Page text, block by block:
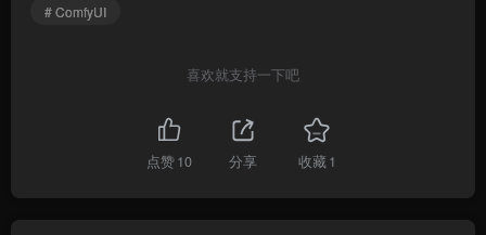
# ComfyUI
喜欢就支持一下吧
点赞10 分享 收藏1